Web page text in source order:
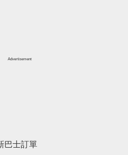
Advertisement
巴士訂單